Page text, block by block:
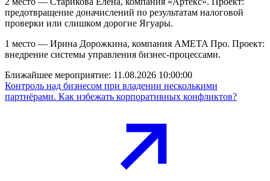
предотвращение доначислений по результатам налоговой
проверки или слишком дорогие Ягуары.
1 место — Ирина Дорожкина, компания АMETA Про. Проект:
внедрение системы управления бизнес-процессами.
Ближайшее мероприятие: 11.08.2026 10:00:00
Контроль над бизнесом при владении несколькими
партнёрами. Как избежать корпоративных конфликтов?